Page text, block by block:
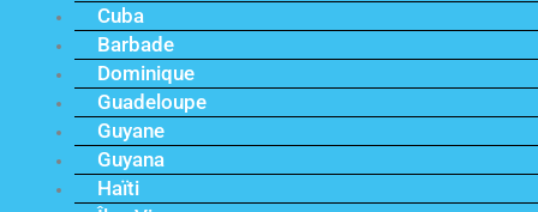
Cuba
Barbade
Dominique
Guadeloupe
Guyane
Guyana
Haïti